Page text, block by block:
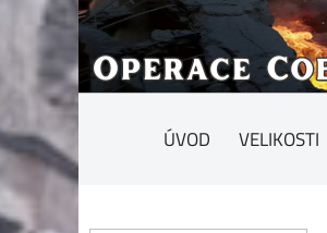
ÚVOD VELIKOSTI